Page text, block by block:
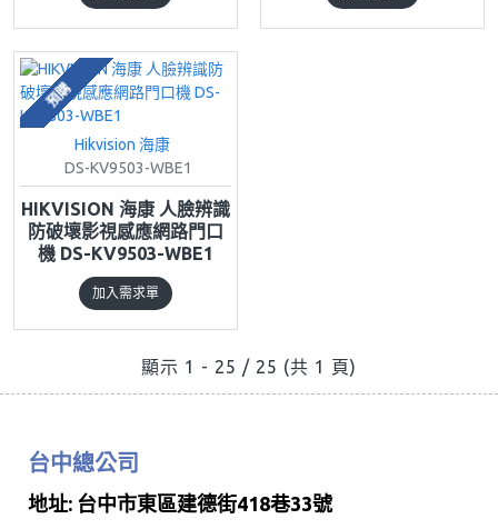
預購
Hikvision 海康
DS-KV9503-WBE1
HIKVISION 海康 人臉辨識
防破壞影視感應網路門口
機 DS-KV9503-WBE1
加入需求單
顯示 1 - 25 / 25 (共 1 頁)
台中總公司
地址: 台中市東區建德街418巷33號